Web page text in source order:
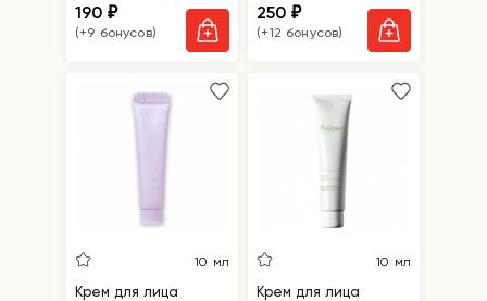
190₽
(+9 бонусов)
250₽
(+12 бонусов)
10 мл
Крем для лица
10 мл
Крем для лица